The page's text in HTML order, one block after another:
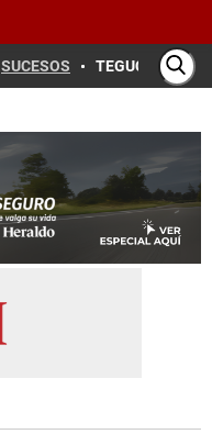
SUCESOS TEGUCIGALPA